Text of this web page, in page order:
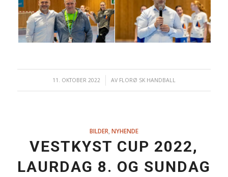
11. OKTOBER 2022
/ AV FLORØ SK HANDBALL
BILDER NYHENDE
VESTKYST CUP 2022,
LAURDAG 8. OG SUNDAG